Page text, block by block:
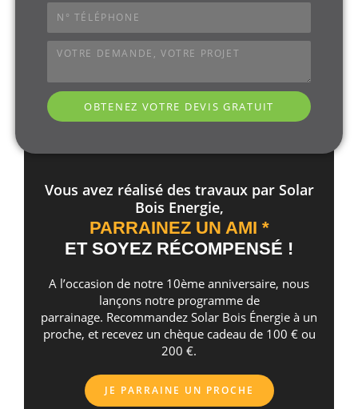
OBTENEZ VOTRE DEVIS GRATUIT
Vous avez réalisé des travaux par Solar
Bois Energie,
PARRAINEZ UN AMI *
ET SOYEZ RÉCOMPENSÉ !
A l’occasion de notre 10ème anniversaire, nous
lançons notre programme de
parrainage. Recommandez Solar Bois Énergie à un
proche, et recevez un chèque cadeau de 100 € ou
200 €.
JE PARRAINE UN PROCHE